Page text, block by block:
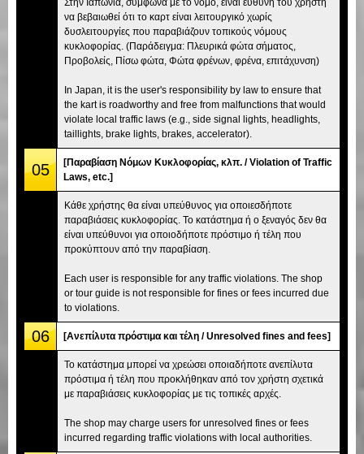
να βεβαιωθεί ότι το καρτ είναι λειτουργικό χωρίς
δυσλειτουργίες που παραβιάζουν τοπικούς νόμους
κυκλοφορίας. (Παράδειγμα: Πλευρικά φώτα σήματος,
Προβολείς, Πίσω φώτα, Φώτα φρένων, φρένα, επιτάχυνση)
In Japan, it is the user's responsibility by law to ensure that
the kart is roadworthy and free from malfunctions that would
violate local traffic laws (e.g., side signal lights, headlights,
taillights, brake lights, brakes, accelerator).
05
[Παραβίαση Νόμων Κυκλοφορίας, κλπ. / Violation of Traffic
Laws, etc.]
Κάθε χρήστης θα είναι υπεύθυνος για οποιεσδήποτε
παραβιάσεις κυκλοφορίας. Το κατάστημα ή ο ξεναγός δεν θα
είναι υπεύθυνοι για οποιοδήποτε πρόστιμο ή τέλη που
προκύπτουν από την παραβίαση.
Each user is responsible for any traffic violations. The shop
or tour guide is not responsible for fines or fees incurred due
to violations.
06 [Ανεπίλυτα πρόστιμα και τέλη / Unresolved fines and fees]
Το κατάστημα μπορεί να χρεώσει οποιαδήποτε ανεπίλυτα
πρόστιμα ή τέλη που προκλήθηκαν από τον χρήστη σχετικά
με παραβιάσεις κυκλοφορίας με τις τοπικές αρχές.
The shop may charge users for unresolved fines or fees
incurred regarding traffic violations with local authorities.